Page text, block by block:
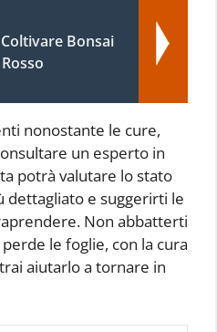
Bonsai
nonostante le cure,
un esperto in
potrà valutare lo stato
dettagliato e suggerirti le
Non abbatterti
le foglie, con la cura
aiutarlo a tornare in